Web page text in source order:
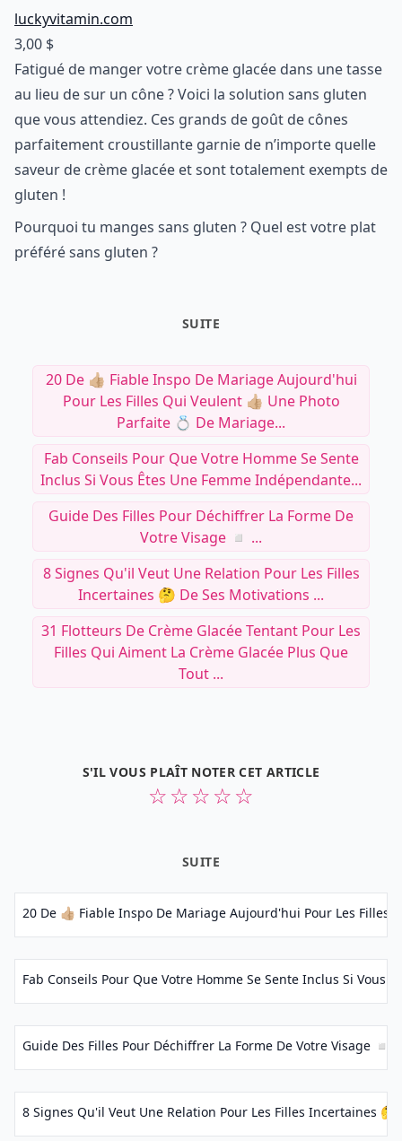
luckyvitamin.com
3,00 $
Fatigué de manger votre crème glacée dans une tasse
au lieu de sur un cône ? Voici la solution sans gluten
que vous attendiez. Ces grands de goût de cônes
parfaitement croustillante garnie de n’importe quelle
saveur de crème glacée et sont totalement exempts de
gluten !
Pourquoi tu manges sans gluten ? Quel est votre plat
préféré sans gluten ?
SUITE
20 De 👍🏼 Fiable Inspo De Mariage Aujourd'hui
Pour Les Filles Qui Veulent 👍🏼 Une Photo
Parfaite 💍 De Mariage...
Fab Conseils Pour Que Votre Homme Se Sente
Inclus Si Vous Êtes Une Femme Indépendante...
Guide Des Filles Pour Déchiffrer La Forme De
Votre Visage ◽️ ...
8 Signes Qu'il Veut Une Relation Pour Les Filles
Incertaines 🤔 De Ses Motivations ...
31 Flotteurs De Crème Glacée Tentant Pour Les
Filles Qui Aiment La Crème Glacée Plus Que
Tout ...
S'IL VOUS PLAÎT NOTER CET ARTICLE
☆
☆
☆
☆
☆
SUITE
20 De 👍🏼 Fiable Inspo De Mariage Aujourd'hui Pour Les Filles
Fab Conseils Pour Que Votre Homme Se Sente Inclus Si Vous
Guide Des Filles Pour Déchiffrer La Forme De Votre Visage ◽️
8 Signes Qu'il Veut Une Relation Pour Les Filles Incertaines 🤔